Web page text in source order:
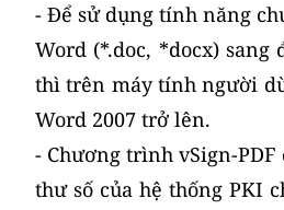
- Để sử dụng tính năng
Word (*.doc, *docx) sang
thì trên máy tính người
Word 2007 trở lên.
- Chương trình vSign-
thư số của hệ thống PKI